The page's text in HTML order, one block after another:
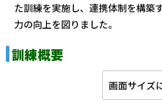
た訓練を実施し、連携体制を構築
力の向上を図りました。
訓練概要
画面サイズ